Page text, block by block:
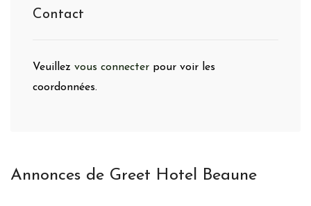
Contact
Veuillez vous connecter pour voir les
coordonnées.
Annonces de Greet Hotel Beaune